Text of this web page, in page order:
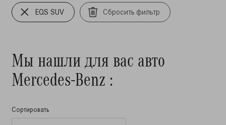
EQS SUV Сбросить фильтр
Мы нашли для вас авто
Mercedes-Benz :
Сортировать